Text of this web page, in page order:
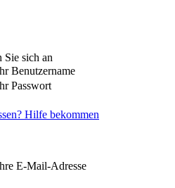
sich an
Benutzername
Passwort
Hilfe bekommen
E-Mail-Adresse